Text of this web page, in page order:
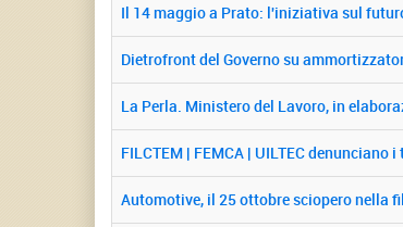
Il 14 maggio a Prato: l'iniziativa sul
Dietrofront del Governo su
La Perla. Ministero del Lavoro, in
FILCTEM | FEMCA | UILTEC
Automotive, il 25 ottobre sciopero nella